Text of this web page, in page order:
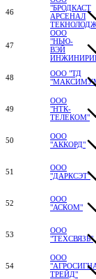
46
"БРОДКАСТ
АРСЕНАЛ
47
ООО
"НЬЮ-
ВЭЙ
48
ООО "ТД
49
ООО
"НТК-
ТЕЛЕКОМ"
50
ООО
"АККОРД"
51
ООО
"ДАРКСЭТ"
52
ООО
"АСКОМ"
53
ООО
"ТЕХСВЯЗЬ"
54
ООО
ТРЕЙД"